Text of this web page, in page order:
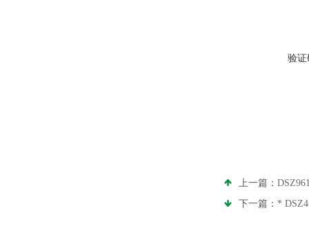
验证
上一篇：
下一篇： *